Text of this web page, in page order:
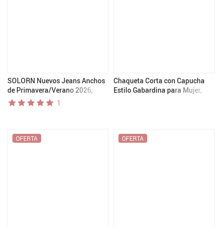
SOLORN Nuevos Jeans Anchos
de Primavera/Verano 2026,
Versátiles, Elegantes y
Casuales, Estilo Retro de los 90
1
Chaqueta Corta con Capucha
Estilo Gabardina para Mujer,
OFERTA OFERTA